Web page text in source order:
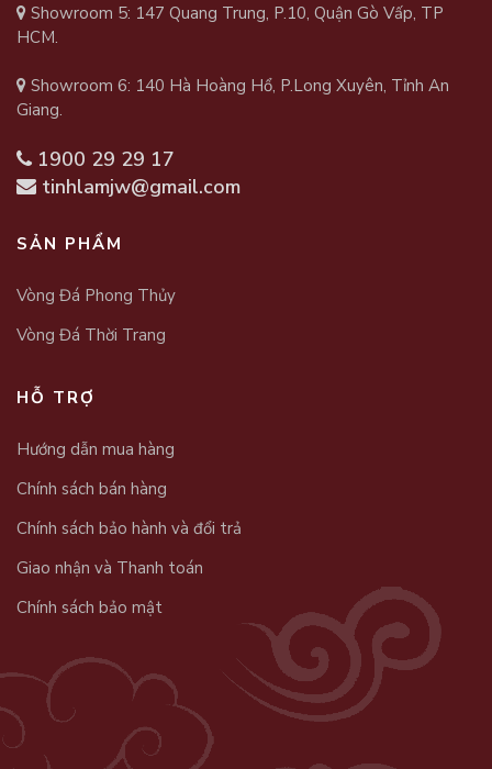
Showroom 5: 147 Quang Trung, P.10, Quận Gò Vấp, TP
HCM.
Showroom 6: 140 Hà Hoàng Hổ, P.Long Xuyên, Tỉnh An
Giang.
1900 29 29 17
tinhlamjw@gmail.com
SẢN PHẨM
Vòng Đá Phong Thủy
Vòng Đá Thời Trang
HỖ TRỢ
Hướng dẫn mua hàng
Chính sách bán hàng
Chính sách bảo hành và đổi trả
Giao nhận và Thanh toán
Chính sách bảo mật